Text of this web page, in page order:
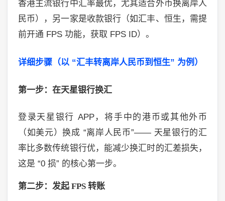
香港主流银行中汇率最优，尤其适合外币换离岸人
民币），另一家是收款银行（如汇丰、恒生，需提
前开通 FPS 功能，获取 FPS ID）。
详细步骤（以“汇丰转离岸人民币到恒生” 为例）
第一步：在天星银行换汇
登录天星银行 APP，将手中的港币或其他外币
（如美元）换成 “离岸人民币”—— 天星银行的汇
率比多数传统银行优，能减少换汇时的汇差损失，
这是 “0 损” 的核心第一步。
第二步：发起FPS 转账